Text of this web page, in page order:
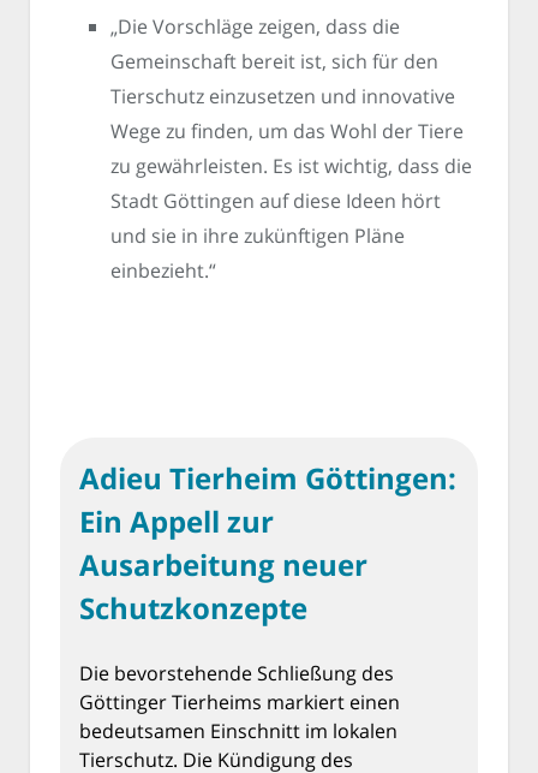
„Die Vorschläge zeigen, dass die
Gemeinschaft bereit ist, sich für den
Tierschutz einzusetzen und innovative
Wege zu finden, um das Wohl der Tiere
zu gewährleisten. Es ist wichtig, dass die
Stadt Göttingen auf diese Ideen hört
und sie in ihre zukünftigen Pläne
einbezieht.“
Adieu Tierheim Göttingen:
Ein Appell zur
Ausarbeitung neuer
Schutzkonzepte
Die bevorstehende Schließung des
Göttinger Tierheims markiert einen
bedeutsamen Einschnitt im lokalen
Tierschutz. Die Kündigung des